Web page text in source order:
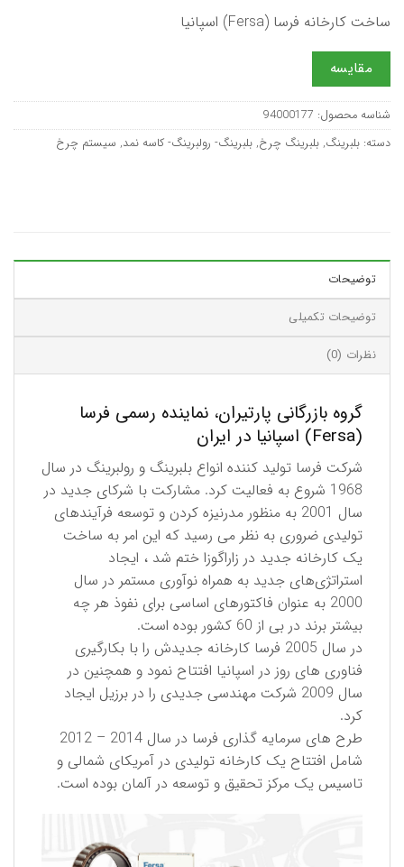
ساخت کارخانه فرسا (Fersa) اسپانیا
مقایسه
شناسه محصول: 94000177
دسته: بلبرینگ, بلبرینگ چرخ, بلبرینگ- رولبرینگ- کاسه نمد, سیستم چرخ
توضیحات
توضیحات تکمیلی
نظرات (0)
گروه بازرگانی پارتیران، نماینده رسمی فرسا
(Fersa) اسپانیا در ایران
شرکت فرسا تولید کننده انواع بلبرینگ و رولبرینگ در سال
1968 شروع به فعالیت کرد. مشارکت با شرکای جدید در
سال 2001 به منظور مدرنیزه کردن و توسعه فرآیندهای
تولیدی ضروری به نظر می رسید که این امر به ساخت
یک کارخانه جدید در زاراگوزا ختم شد ، ایجاد
استراتژی‌های جدید به همراه نوآوری مستمر در سال
2000 به عنوان فاکتورهای اساسی برای نفوذ هر چه
بیشتر برند در بی از 60 کشور بوده است.
در سال 2005 فرسا کارخانه جدیدش را با بکارگیری
فناوری های روز در اسپانیا افتتاح نمود و همچنین در
سال 2009 شركت مهندسی جدیدی را در برزیل ایجاد
کرد.
طرح های سرمایه گذاری فرسا در سال 2014 – 2012
شامل افتتاح یک کارخانه تولیدی در آمریکای شمالی و
تاسیس یک مرکز تحقیق و توسعه در آلمان بوده است.